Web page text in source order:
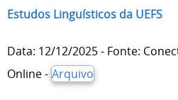
Estudos Linguísticos da UEFS
Data: 12/12/2025 - Fonte:
Online - Arquivo